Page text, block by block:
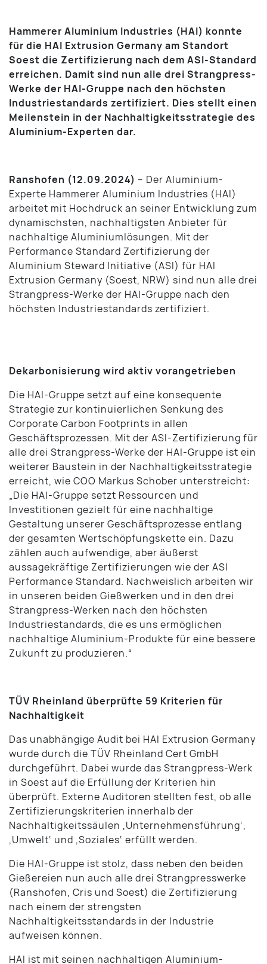
Hammerer Aluminium Industries (HAI) konnte
für die HAI Extrusion Germany am Standort
Soest die Zertifizierung nach dem ASI-Standard
erreichen. Damit sind nun alle drei Strangpress-
Werke der HAI-Gruppe nach den höchsten
Industriestandards zertifiziert. Dies stellt einen
Meilenstein in der Nachhaltigkeitsstrategie des
Aluminium-Experten dar.
Ranshofen (12.09.2024) – Der Aluminium-
Experte Hammerer Aluminium Industries (HAI)
arbeitet mit Hochdruck an seiner Entwicklung zum
dynamischsten, nachhaltigsten Anbieter für
nachhaltige Aluminiumlösungen. Mit der
Performance Standard Zertifizierung der
Aluminium Steward Initiative (ASI) für HAI
Extrusion Germany (Soest, NRW) sind nun alle drei
Strangpress-Werke der HAI-Gruppe nach den
höchsten Industriestandards zertifiziert.
Dekarbonisierung wird aktiv vorangetrieben
Die HAI-Gruppe setzt auf eine konsequente
Strategie zur kontinuierlichen Senkung des
Corporate Carbon Footprints in allen
Geschäftsprozessen. Mit der ASI-Zertifizierung für
alle drei Strangpress-Werke der HAI-Gruppe ist ein
weiterer Baustein in der Nachhaltigkeitsstrategie
erreicht, wie COO Markus Schober unterstreicht:
„Die HAI-Gruppe setzt Ressourcen und
Investitionen gezielt für eine nachhaltige
Gestaltung unserer Geschäftsprozesse entlang
der gesamten Wertschöpfungskette ein. Dazu
zählen auch aufwendige, aber äußerst
aussagekräftige Zertifizierungen wie der ASI
Performance Standard. Nachweislich arbeiten wir
in unseren beiden Gießwerken und in den drei
Strangpress-Werken nach den höchsten
Industriestandards, die es uns ermöglichen
nachhaltige Aluminium-Produkte für eine bessere
Zukunft zu produzieren.“
TÜV Rheinland überprüfte 59 Kriterien für
Nachhaltigkeit
Das unabhängige Audit bei HAI Extrusion Germany
wurde durch die TÜV Rheinland Cert GmbH
durchgeführt. Dabei wurde das Strangpress-Werk
in Soest auf die Erfüllung der Kriterien hin
überprüft. Externe Auditoren stellten fest, ob alle
Zertifizierungskriterien innerhalb der
Nachhaltigkeitssäulen ‚Unternehmensführung‘,
‚Umwelt‘ und ‚Soziales‘ erfüllt werden.
Die HAI-Gruppe ist stolz, dass neben den beiden
Gießereien nun auch alle drei Strangpresswerke
(Ranshofen, Cris und Soest) die Zertifizierung
nach einem der strengsten
Nachhaltigkeitsstandards in der Industrie
aufweisen können.
HAI ist mit seinen nachhaltigen Aluminium-